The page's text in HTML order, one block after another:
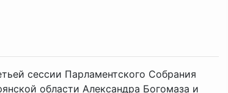
сессии Парламентского Собрания
области Александра Богомаза и